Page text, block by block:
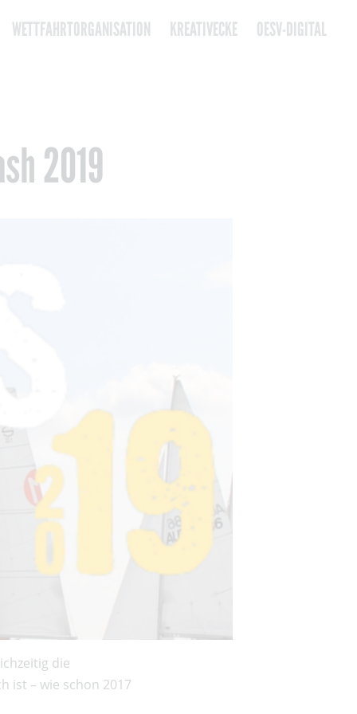
WETTFAHRTORGANISATION KREATIVECKE OESV-DIGITAL
2019
die
ist – wie schon 2017